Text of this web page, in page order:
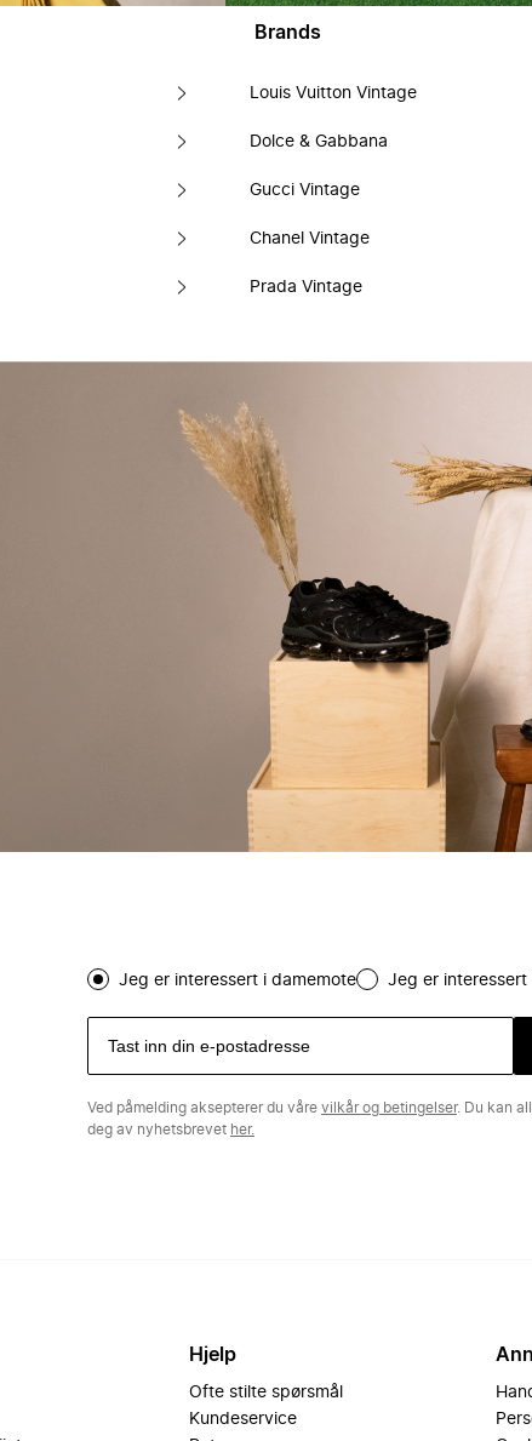
Brands
Louis Vuitton Vintage
Dolce & Gabbana
Gucci Vintage
Chanel Vintage
Prada Vintage
Jeg er interessert i damemote Jeg er interessert
Ved påmelding aksepterer du våre vilkår og betingelser. Du kan
deg av nyhetsbrevet her.
Hjelp
Ofte stilte spørsmål
Kundeservice